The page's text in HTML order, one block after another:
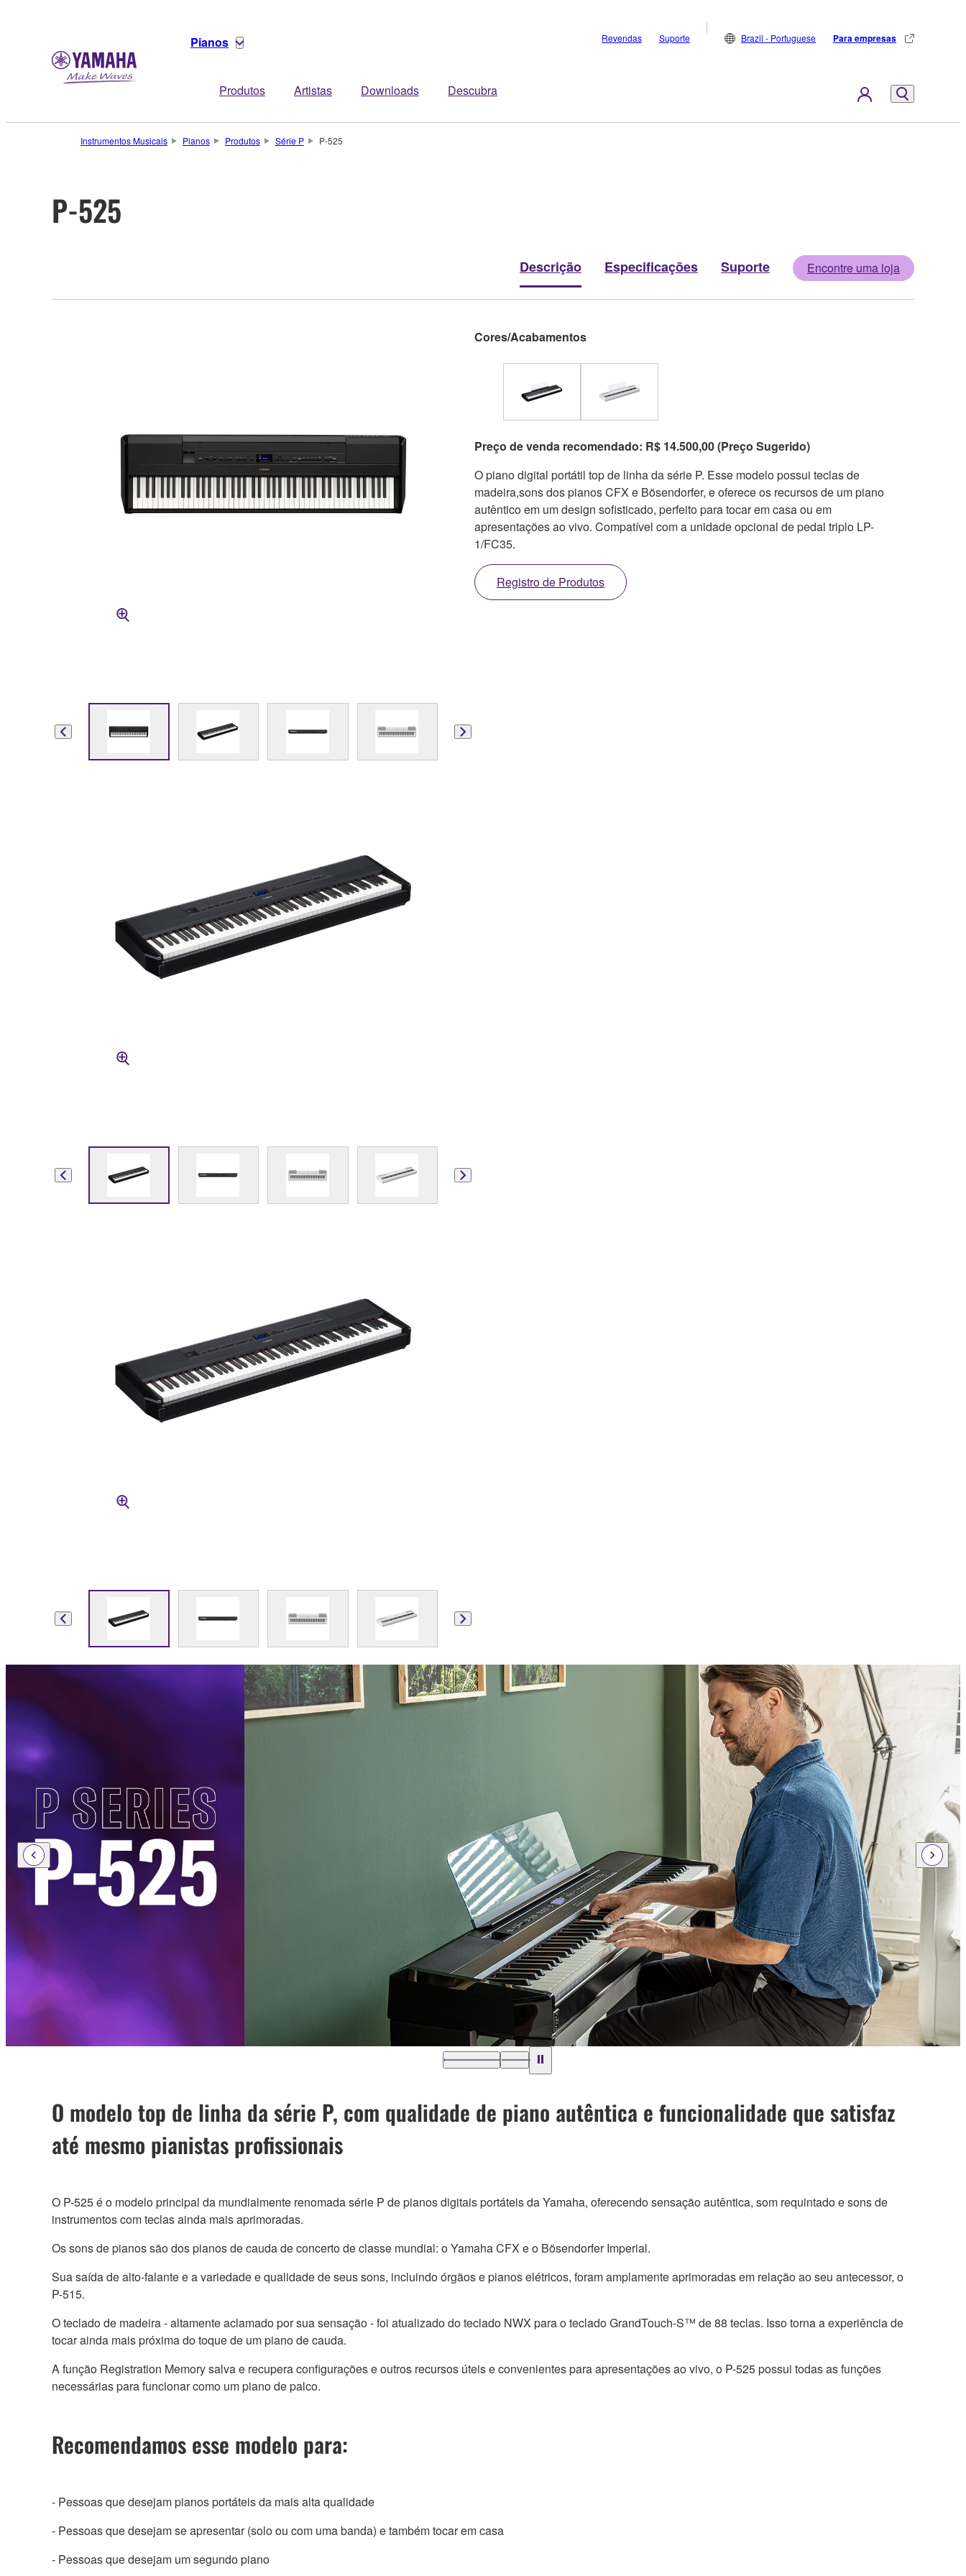
Pianos
Produtos Artistas Downloads Descubra
Revendas Suporte Brazil - Portuguese Para empresas
Instrumentos Musicais Pianos Produtos Série P P-525
P-525
Descrição Especificações Suporte Encontre uma loja
Cores/Acabamentos
Preço de venda recomendado: R$ 14.500,00 (Preço Sugerido)
O piano digital portátil top de linha da série P. Esse modelo possui teclas de
madeira,sons dos pianos CFX e Bösendorfer, e oferece os recursos de um piano
autêntico em um design sofisticado, perfeito para tocar em casa ou em
apresentações ao vivo. Compatível com a unidade opcional de pedal triplo LP-
1/FC35.
Registro de Produtos
O modelo top de linha da série P, com qualidade de piano autêntica e funcionalidade que satisfaz
até mesmo pianistas profissionais
O P-525 é o modelo principal da mundialmente renomada série P de pianos digitais portáteis da Yamaha, oferecendo sensação autêntica, som requintado e sons de
instrumentos com teclas ainda mais aprimoradas.
Os sons de pianos são dos pianos de cauda de concerto de classe mundial: o Yamaha CFX e o Bösendorfer Imperial.
Sua saída de alto-falante e a variedade e qualidade de seus sons, incluindo órgãos e pianos elétricos, foram amplamente aprimoradas em relação ao seu antecessor, o
P-515.
O teclado de madeira - altamente aclamado por sua sensação - foi atualizado do teclado NWX para o teclado GrandTouch-S™ de 88 teclas. Isso torna a experiência de
tocar ainda mais próxima do toque de um piano de cauda.
A função Registration Memory salva e recupera configurações e outros recursos úteis e convenientes para apresentações ao vivo, o P-525 possui todas as funções
necessárias para funcionar como um piano de palco.
Recomendamos esse modelo para:
- Pessoas que desejam pianos portáteis da mais alta qualidade
- Pessoas que desejam se apresentar (solo ou com uma banda) e também tocar em casa
- Pessoas que desejam um segundo piano